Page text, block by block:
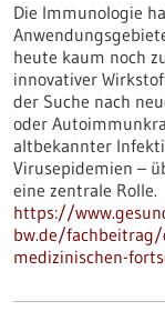
Die Immunologie
heute kaum noch
innovativer
der Suche nach
oder
altbekannter
Virusepidemien –
eine zentrale Rolle.
https://
bw.de/
medizinischen-